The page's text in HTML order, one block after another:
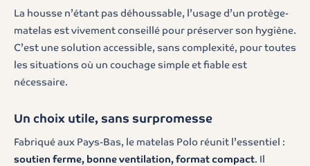
La housse n’étant pas déhoussable, l’usage d’un protège-
matelas est vivement conseillé pour préserver son hygiène.
C’est une solution accessible, sans complexité, pour toutes
les situations où un couchage simple et fiable est
nécessaire.
Un choix utile, sans surpromesse
Fabriqué aux Pays-Bas, le matelas Polo réunit l’essentiel :
soutien ferme, bonne ventilation, format compact. Il